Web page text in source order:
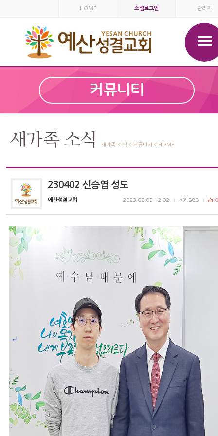
HOME 소셜로그인 관리자
커뮤니티
새가족 소식 새가족 소식 < 커뮤니티 < HOME
230402 신승엽 성도
예산성결교회 0
조회 888
2023.05.05 12:02